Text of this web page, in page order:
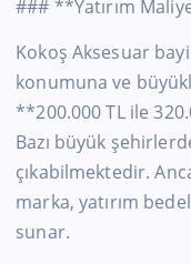
### **Yatırım
Kokoş Aksesuar
konumuna ve
**200.000 TL ile
Bazı büyük
çıkabilmektedir.
marka, yatırım
sunar.